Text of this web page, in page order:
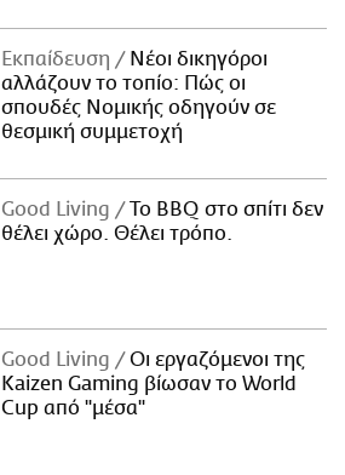
Εκπαίδευση
Νέοι δικηγόροι
αλλάζουν το τοπίο: Πώς οι
σπουδές Νομικής οδηγούν σε
θεσμική συμμετοχή
Good Living
Το BBQ στο σπίτι δεν
θέλει χώρο. Θέλει τρόπο.
Good Living
Οι εργαζόμενοι της
Kaizen Gaming βίωσαν το World
Cup από "μέσα"